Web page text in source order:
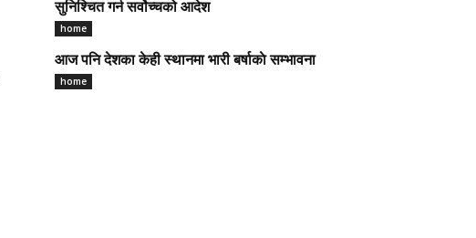
सुनिश्चित गर्न सर्वोच्चको आदेश
home
आज पनि देशका केही स्थानमा भारी बर्षाकाे सम्भावना
home